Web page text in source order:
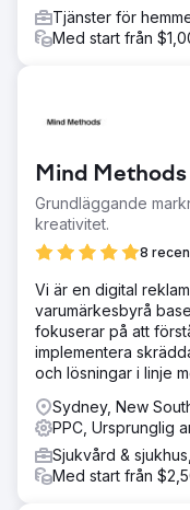
Tjänster för
Med start från
Mind Methods
Grundläggande
kreativitet.
8
Vi är en digital
varumärkesbyrå
fokuserar på att
implementera
och lösningar i linje
Sydney, New
PPC, Ursprunglig
Sjukvård &
Med start från